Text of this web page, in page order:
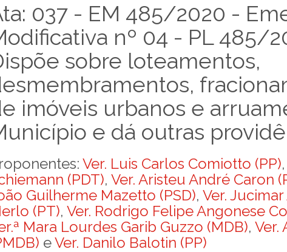
037 - EM 485/2020 -
nº 04 - PL 485/
sobre loteamentos,
imóveis urbanos e
e dá outras
Ver. Luis Carlos Comiotto (PP),
(PDT), Ver. Aristeu André Caron
Guilherme Mazetto (PSD), Ver.
(PT), Ver. Rodrigo Felipe Angonese
Mara Lourdes Garib Guzzo (MDB), Ver.
eVer. Danilo Balotin (PP)